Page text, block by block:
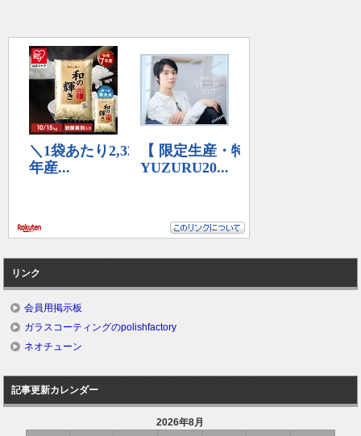
リンク
会員用掲示板
ガラスコーティングのpolishfactory
ネオチューン
記事更新カレンダー
2026年8月